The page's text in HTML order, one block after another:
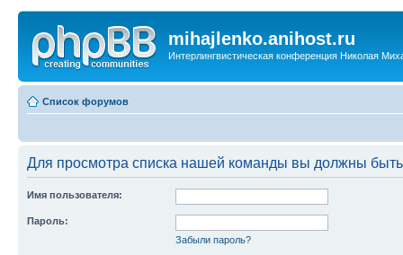
mihajlenko.anihost.ru
Интерлингвистическая конференция Николая
Список форумов
Для просмотра списка нашей команды вы должны
Имя пользователя:
Пароль:
Забыли пароль?